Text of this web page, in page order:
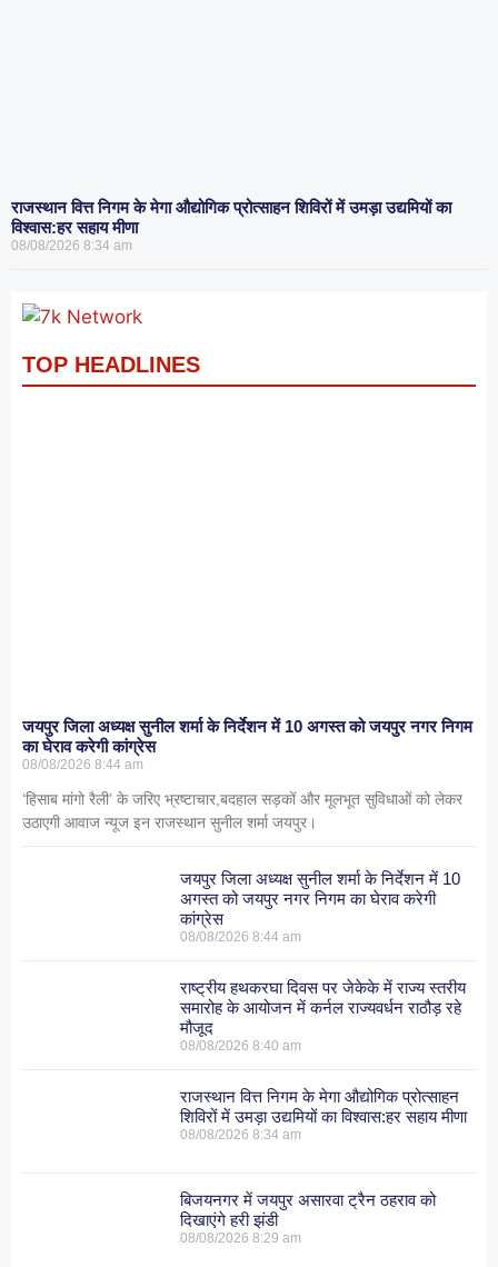
राजस्थान वित्त निगम के मेगा औद्योगिक प्रोत्साहन शिविरों में उमड़ा उद्यमियों का
विश्वास:हर सहाय मीणा
08/08/2026 8:34 am
TOP HEADLINES
जयपुर जिला अध्यक्ष सुनील शर्मा के निर्देशन में 10 अगस्त को जयपुर नगर निगम
का घेराव करेगी कांग्रेस
08/08/2026 8:44 am
‘हिसाब मांगो रैली’ के जरिए भ्रष्टाचार,बदहाल सड़कों और मूलभूत सुविधाओं को लेकर
उठाएगी आवाज न्यूज इन राजस्थान सुनील शर्मा जयपुर।
जयपुर जिला अध्यक्ष सुनील शर्मा के निर्देशन में 10
अगस्त को जयपुर नगर निगम का घेराव करेगी
कांग्रेस
08/08/20268:44 am
राष्ट्रीय हथकरघा दिवस पर जेकेके में राज्य स्तरीय
समारोह के आयोजन में कर्नल राज्यवर्धन राठौड़ रहे
मौजूद
08/08/20268:40 am
राजस्थान वित्त निगम के मेगा औद्योगिक प्रोत्साहन
शिविरों में उमड़ा उद्यमियों का विश्वास:हर सहाय मीणा
08/08/20268:34 am
बिजयनगर में जयपुर असारवा ट्रैन ठहराव को
दिखाएंगे हरी झंडी
08/08/20268:29 am